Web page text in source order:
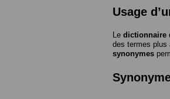
Usage
Le dictionnaire
des termes plus
synonymes